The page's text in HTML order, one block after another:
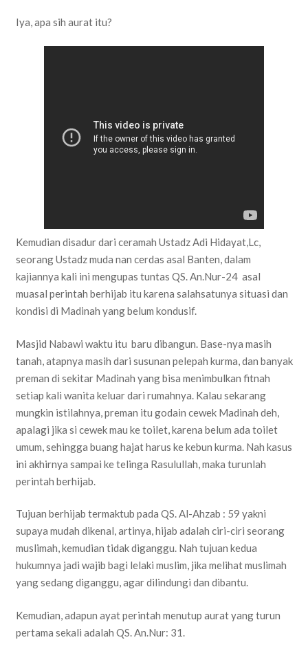
Iya, apa sih aurat itu?
Kemudian disadur dari ceramah Ustadz Adi Hidayat,Lc,
seorang Ustadz muda nan cerdas asal Banten, dalam
kajiannya kali ini mengupas tuntas QS. An.Nur-24 asal
muasal perintah berhijab itu karena salahsatunya situasi dan
kondisi di Madinah yang belum kondusif.
Masjid Nabawi waktu itu baru dibangun. Base-nya masih
tanah, atapnya masih dari susunan pelepah kurma, dan banyak
preman di sekitar Madinah yang bisa menimbulkan fitnah
setiap kali wanita keluar dari rumahnya. Kalau sekarang
mungkin istilahnya, preman itu godain cewek Madinah deh,
apalagi jika si cewek mau ke toilet, karena belum ada toilet
umum, sehingga buang hajat harus ke kebun kurma. Nah kasus
ini akhirnya sampai ke telinga Rasulullah, maka turunlah
perintah berhijab.
Tujuan berhijab termaktub pada QS. Al-Ahzab : 59 yakni
supaya mudah dikenal, artinya, hijab adalah ciri-ciri seorang
muslimah, kemudian tidak diganggu. Nah tujuan kedua
hukumnya jadi wajib bagi lelaki muslim, jika melihat muslimah
yang sedang diganggu, agar dilindungi dan dibantu.
Kemudian, adapun ayat perintah menutup aurat yang turun
pertama sekali adalah QS. An.Nur: 31.